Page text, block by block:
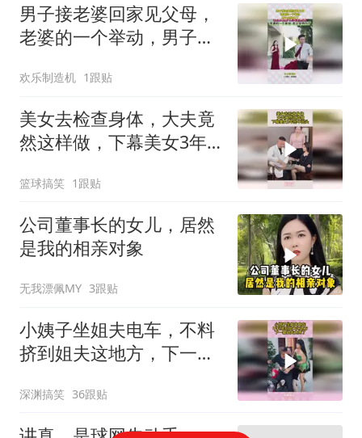
男子接老婆回家见父母，
老婆的一个举动，男子全
欢乐制造机 1跟贴
美女去检查身体，大夫竟
然这样做，下幕美女3年
篮球搞笑 1跟贴
公司董事长的女儿，居然
是我的相亲对象
无我漂佩MY 3跟贴
小姨子坐姐夫电车，不料
挤到姐夫这地方，下一幕
深渊搞笑 36跟贴